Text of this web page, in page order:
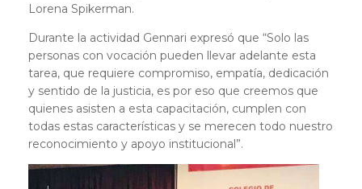
Lorena Spikerman.
Durante la actividad Gennari expresó que “Solo las
personas con vocación pueden llevar adelante esta
tarea, que requiere compromiso, empatía, dedicación
y sentido de la justicia, es por eso que creemos que
quienes asisten a esta capacitación, cumplen con
todas estas características y se merecen todo nuestro
reconocimiento y apoyo institucional”.